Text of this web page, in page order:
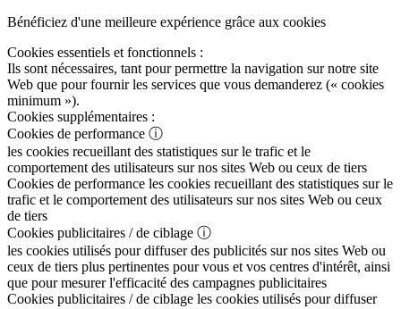
Bénéficiez d'une meilleure expérience grâce aux cookies
Cookies essentiels et fonctionnels :
Ils sont nécessaires, tant pour permettre la navigation sur notre site
Web que pour fournir les services que vous demanderez (« cookies
minimum »).
Cookies supplémentaires :
Cookies de performance ⓘ
les cookies recueillant des statistiques sur le trafic et le
comportement des utilisateurs sur nos sites Web ou ceux de tiers
Cookies de performance les cookies recueillant des statistiques sur le
trafic et le comportement des utilisateurs sur nos sites Web ou ceux
de tiers
Cookies publicitaires / de ciblage ⓘ
les cookies utilisés pour diffuser des publicités sur nos sites Web ou
ceux de tiers plus pertinentes pour vous et vos centres d'intérêt, ainsi
que pour mesurer l'efficacité des campagnes publicitaires
Cookies publicitaires / de ciblage les cookies utilisés pour diffuser